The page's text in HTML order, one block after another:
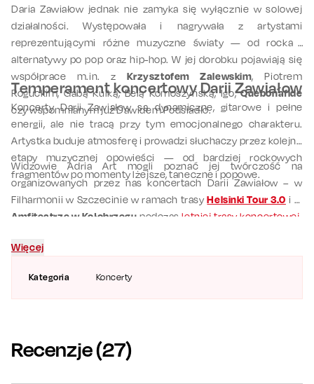
Kategoria Koncerty
Daria Zawiałow jednak nie zamyka się wyłącznie w solowej
działalności. Występowała i nagrywała z artystami
reprezentującymi różne muzyczne światy — od rocka i
alternatywy po pop oraz hip-hop. W jej dorobku pojawiają się
współprace m.in. z Krzysztofem Zalewskim, Piotrem
Roguckim, Gabą Kulką, Belą Komoszyńską, Igo,Quebonafide
czy wspomnianym już Dawidem Podsiadło.
Temperament koncertowy Darii Zawiałow
KoncertyDarii Zawiałow sądynamiczne, gitarowe i pełne
energii, ale nie tracą przy tym emocjonalnego charakteru.
Artystka buduje atmosferę i prowadzi słuchaczy przez kolejne
etapy muzycznej opowieści
— od bardziej rockowych
fragmentów po momenty lżejsze, taneczne i popowe.
Widzowie Adria Art mogli poznać jej twórczość na
organizowanych przez nas koncertach Darii Zawiałow – w
Filharmonii w Szczecinie w ramach trasyHelsinki Tour 3.0 i w
Amfiteatrze w Kołobrzegu podczasletniej trasy koncertowej
Zawiałow i daj się porwać energii jednej z najbardziej
muzycznej.
Więcej
Recenzje (27)